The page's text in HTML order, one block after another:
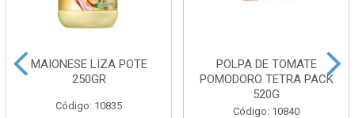
MAIONESE LIZA POTE
250GR
Código: 10835
POLPA DE TOMATE
POMODORO TETRA PACK
520G
Código: 10840